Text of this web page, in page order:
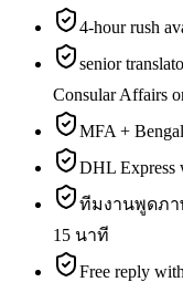
4-hour rush
senior
Consular Affairs
MFA +
DHL Express
ทีมงานพูดภา
15 นาที
Free reply